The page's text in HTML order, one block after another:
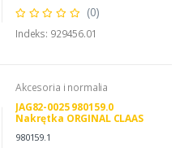
(0)
Indeks: 929456.01
Akcesoria i normalia
JAG82-0025 980159.0
Nakrętka ORGINAL CLAAS
980159.1